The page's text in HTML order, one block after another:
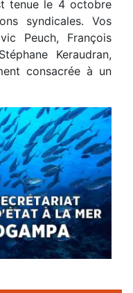
tenue le 4 octobre
syndicales. Vos
Peuch, François
Keraudran,
consacrée à un